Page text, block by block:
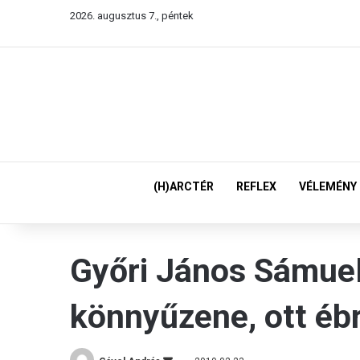
2026. augusztus 7., péntek
(H)ARCTÉR REFLEX VÉLEMÉNY
Győri János
könnyűzene, ott